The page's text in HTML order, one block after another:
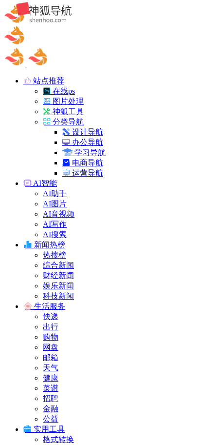
站点推荐
在线ps
图片处理
神狐工具
分类导航
设计导航
办公导航
学习导航
电商导航
运营导航
AI智能
AI助手
AI图片
AI音视频
AI写作
AI搜索
新闻热榜
热搜榜
综合新闻
财经新闻
娱乐新闻
科技新闻
生活服务
快递
出行
购物
网盘
邮箱
天气
健康
菜谱
招聘
金融
公益
实用工具
格式转换